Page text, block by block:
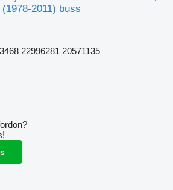
2011) buss
22996281 20571135